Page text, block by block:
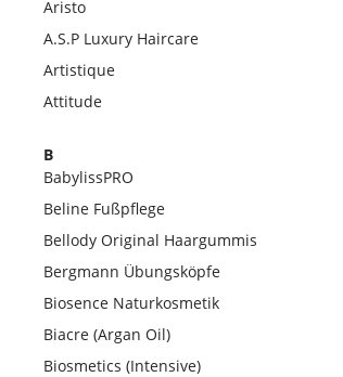
Aristo
A.S.P Luxury Haircare
Artistique
Attitude
B
BabylissPRO
Beline Fußpflege
Bellody Original Haargummis
Bergmann Übungsköpfe
Biosence Naturkosmetik
Biacre (Argan Oil)
Biosmetics (Intensive)